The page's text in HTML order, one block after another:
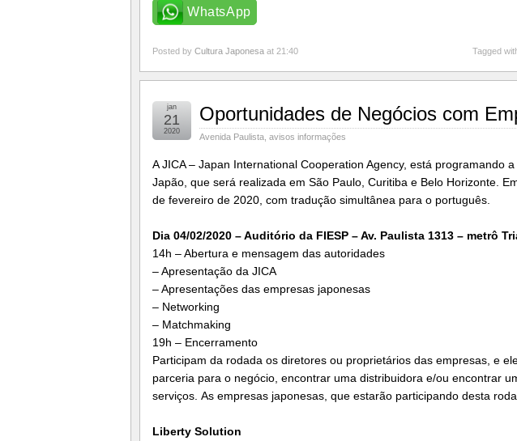
WhatsApp
Posted by Cultura Japonesa at 21:40 Tagged
Oportunidades de Negócios com
Avenida Paulista avisos informações
jan
21
2020
A JICA – Japan International Cooperation Agency, está programando
Japão, que será realizada em São Paulo, Curitiba e Belo Horizonte.
de fevereiro de 2020, com tradução simultânea para o português.
Dia 04/02/2020 – Auditório da FIESP – Av. Paulista 1313 – metrô
14h – Abertura e mensagem das autoridades
– Apresentação da JICA
– Apresentações das empresas japonesas
– Networking
– Matchmaking
19h – Encerramento
Participam da rodada os diretores ou proprietários das empresas, e
parceria para o negócio, encontrar uma distribuidora e/ou encontrar
serviços. As empresas japonesas, que estarão participando desta
Liberty Solution